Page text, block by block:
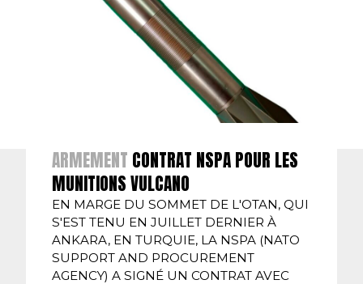
ARMEMENT CONTRAT NSPA POUR LES
MUNITIONS VULCANO
EN MARGE DU SOMMET DE L'OTAN, QUI
S'EST TENU EN JUILLET DERNIER À
ANKARA, EN TURQUIE, LA NSPA (NATO
SUPPORT AND PROCUREMENT
AGENCY) A SIGNÉ UN CONTRAT AVEC